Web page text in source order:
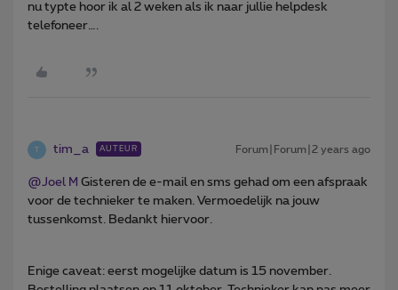
nu typte hoor ik al 2 weken als ik naar jullie helpdesk
telefoneer….
T tim_a AUTEUR Forum|Forum|2 years ago
@Joel M Gisteren de e-mail en sms gehad om een afspraak
voor de technieker te maken. Vermoedelijk na jouw
tussenkomst. Bedankt hiervoor.
Enige caveat: eerst mogelijke datum is 15 november.